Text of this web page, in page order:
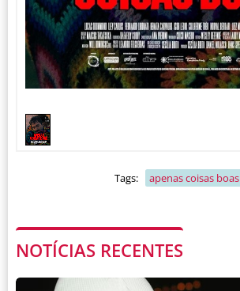
1 1
Tags: apenas coisas boas
NOTÍCIAS RECENTES